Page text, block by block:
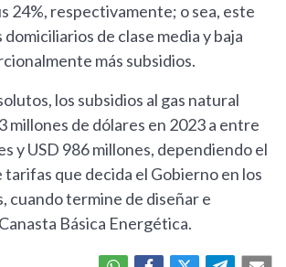
24%, respectivamente; o sea, este
domiciliarios de clase media y baja
más subsidios.
los subsidios al gas natural
millones de dólares en 2023 a entre
y USD 986 millones, dependiendo el
tarifas que decida el Gobierno en los
cuando termine de diseñar e
Básica Energética.